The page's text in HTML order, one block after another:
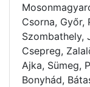
Csorna, Győr,
Szombathely,
Csepreg,
Ajka, Sümeg,
Bonyhád,